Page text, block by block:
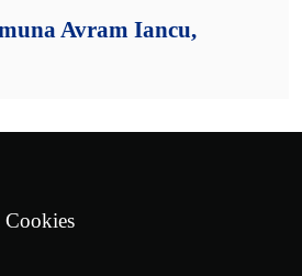
Avram Iancu,
Cookies